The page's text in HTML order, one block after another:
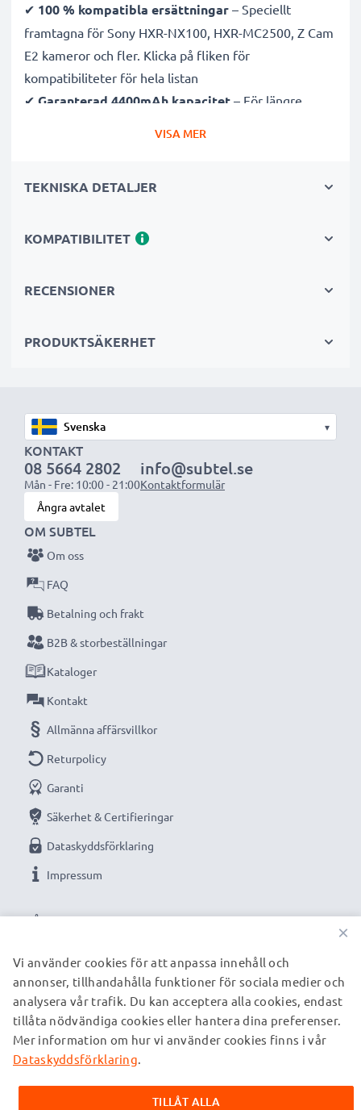
✔ 100 % kompatibla ersättningar – Speciellt
framtagna för Sony HXR-NX100, HXR-MC2500, Z Cam
E2 kameror och fler. Klicka på fliken för
kompatibiliteter för hela listan
✔ Garanterad 4400mAh kapacitet – För längre
✔Hög kvalitet & säkerhet
✔Enkel installation & perfekt passform
– Fungerar
Varje CELLONIC batteri genomgår noggranna
tester för bästa prestanda och hållbarhet. Beställ
nu – snabb leverans & 3 års garanti!
VISA MER
TEKNISKA DETALJER
KOMPATIBILITET
RECENSIONER
PRODUKTSÄKERHET
▾
KONTAKT
08 5664 2802
Mån - Fre: 10:00 - 21:00
info@subtel.se
Kontaktformulär
Ångra avtalet
VÅRA BETALNINGSALTERNATIV
OM SUBTEL
Om oss
FAQ
Betalning och frakt
B2B & storbeställningar
Kataloger
Kontakt
Allmänna affärsvillkor
Returpolicy
Garanti
Säkerhet & Certifieringar
Dataskyddsförklaring
Impressum
VÅRA FRAKTPARTNERS
© subtel.se 2026
Alla priser är inklusive moms och exklusive fraktkostnader.
varumärken tillhörande deras ägare och anges på våra
webbsidor enbart för att ge information om våra produkter.
×
Vi använder cookies för att anpassa innehåll och
annonser, tillhandahålla funktioner för sociala medier och
analysera vår trafik. Du kan acceptera alla cookies, endast
tillåta nödvändiga cookies eller hantera dina preferenser.
Mer information om hur vi använder cookies finns i vår
Dataskyddsförklaring.
TILLÅT ALLA